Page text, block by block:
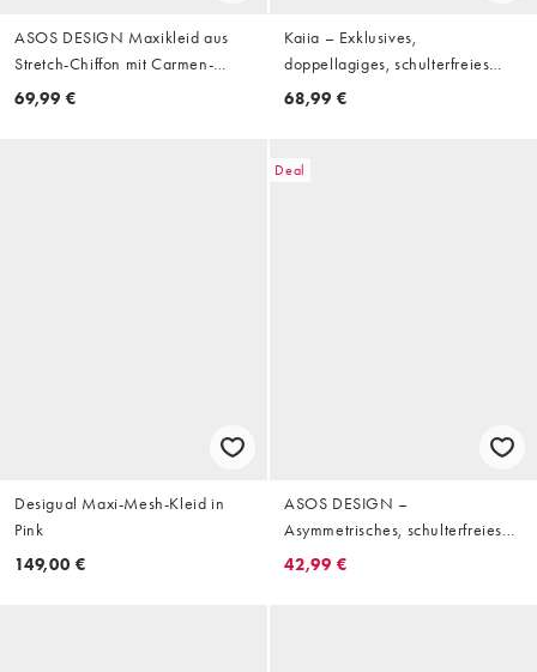
ASOS DESIGN Maxikleid aus
Stretch-Chiffon mit Carmen-
Ausschnitt, langen Ärmeln und
69,99 €
Kaiia – Exklusives,
doppellagiges, schulterfreies
Bodycon-Maxikleid in Schwarz
68,99 €
Desigual Maxi-Mesh-Kleid in
Pink
149,00 €
Deal
ASOS DESIGN –
Asymmetrisches, schulterfreies
Maxikleid mit Karomuster
42,99 €